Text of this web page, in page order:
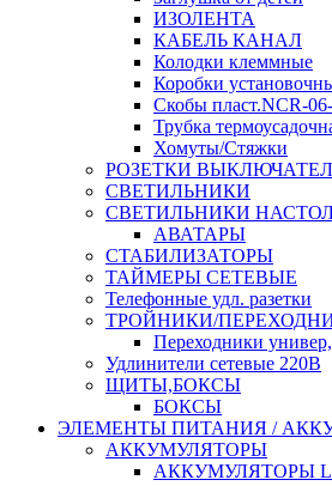
ИЗОЛЕНТА
КАБЕЛЬ КАНАЛ
Колодки клеммные
Коробки
Скобы пласт.NCR-
Трубка
Хомуты/Стяжки
РОЗЕТКИ
СВЕТИЛЬНИКИ
СВЕТИЛЬНИКИ
АВАТАРЫ
СТАБИЛИЗАТОРЫ
ТАЙМЕРЫ СЕТЕВЫЕ
Телефонные удл. разетки
ТРОЙНИКИ/
Переходники
Удлинители сетевые 220В
ЩИТЫ,БОКСЫ
БОКСЫ
ЭЛЕМЕНТЫ ПИТАНИЯ /
АККУМУЛЯТОРЫ
АККУМУЛЯТОРЫ Li-